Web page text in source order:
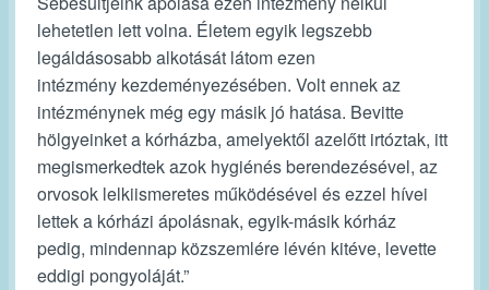
lehetetlen lett volna. Életem egyik legszebb
legáldásosabb alkotását látom ezen
intézmény kezdeményezésében. Volt ennek az
intézménynek még egy másik jó hatása. Bevitte
hölgyeinket a kórházba, amelyektől azelőtt irtóztak, itt
megismerkedtek azok hygiénés berendezésével, az
orvosok lelkiismeretes működésével és ezzel hívei
lettek a kórházi ápolásnak, egyik-másik kórház
pedig, mindennap közszemlére lévén kitéve, levette
eddigi pongyoláját.”